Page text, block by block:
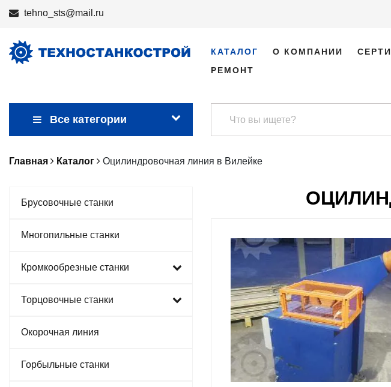
tehno_sts@mail.ru
КАТАЛОГ О КОМПАНИИ
РЕМОНТ
Все категории
Главная Каталог Оцилиндровочная линия в Вилейке
Брусовочные станки
Многопильные станки
Кромкообрезные станки
Торцовочные станки
Окорочная линия
Горбыльные станки